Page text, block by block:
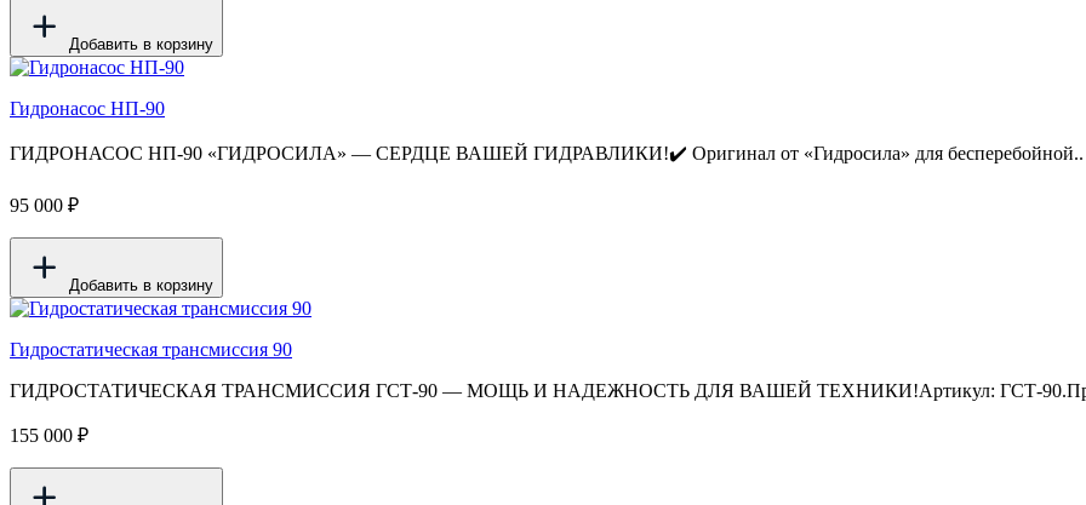
Добавить в корзину
Гидронасос НП-90
ГИДРОНАСОС НП-90 «ГИДРОСИЛА» — СЕРДЦЕ ВАШЕЙ ГИДРАВЛИКИ!✔️ Оригинал от «Гидросила» для бесперебойной..
95 000 ₽
Добавить в корзину
Гидростатическая трансмиссия 90
ГИДРОСТАТИЧЕСКАЯ ТРАНСМИССИЯ ГСТ-90 — МОЩЬ И НАДЕЖНОСТЬ ДЛЯ ВАШЕЙ ТЕХНИКИ!Артикул: ГСТ-
155 000 ₽